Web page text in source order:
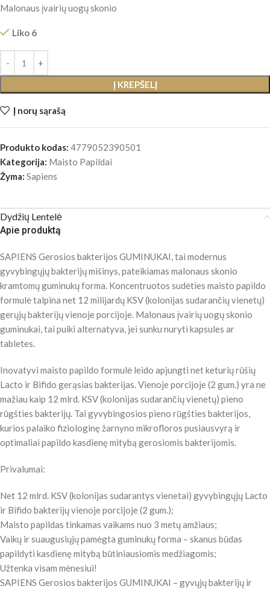
Malonaus įvairių uogų skonio
Liko 6
Į KREPŠELĮ
Į norų sąrašą
Produkto kodas: 4779052390501
Kategorija: Maisto Papildai
Žyma: Sapiens
Dydžių Lentelė
Apie produktą
SAPIENS Gerosios bakterijos GUMINUKAI, tai modernus
gyvybingųjų bakterijų mišinys, pateikiamas malonaus skonio
kramtomų guminukų forma. Koncentruotos sudėties maisto papildo
formulė talpina net 12 milijardų KSV (kolonijas sudarančių vienetų)
gerųjų bakterijų vienoje porcijoje. Malonaus įvairių uogų skonio
guminukai, tai puiki alternatyva, jei sunku nuryti kapsules ar
tabletes.
Inovatyvi maisto papildo formulė leido apjungti net keturių rūšių
Lacto ir Bifido gerąsias bakterijas. Vienoje porcijoje (2 gum.) yra ne
mažiau kaip 12 mlrd. KSV (kolonijas sudarančių vienetų) pieno
rūgšties bakterijų. Tai gyvybingosios pieno rūgšties bakterijos,
kurios palaiko fiziologinę žarnyno mikrofloros pusiausvyrą ir
optimaliai papildo kasdienę mitybą gerosiomis bakterijomis.
Privalumai:
Net 12 mlrd. KSV (kolonijas sudarantys vienetai) gyvybingųjų Lacto
ir Bifido bakterijų vienoje porcijoje (2 gum.);
Maisto papildas tinkamas vaikams nuo 3 metų amžiaus;
Vaikų ir suaugusiųjų pamėgta guminukų forma – skanus būdas
papildyti kasdienę mitybą būtiniausiomis medžiagomis;
Užtenka visam mėnesiui!
SAPIENS Gerosios bakterijos GUMINUKAI – gyvųjų bakterijų ir